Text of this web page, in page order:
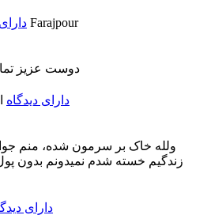
Farajpour
دوست عزیز تماس
دارای دیدگاه
زندگیم خسته شدم نمیدونم بدون
دارای